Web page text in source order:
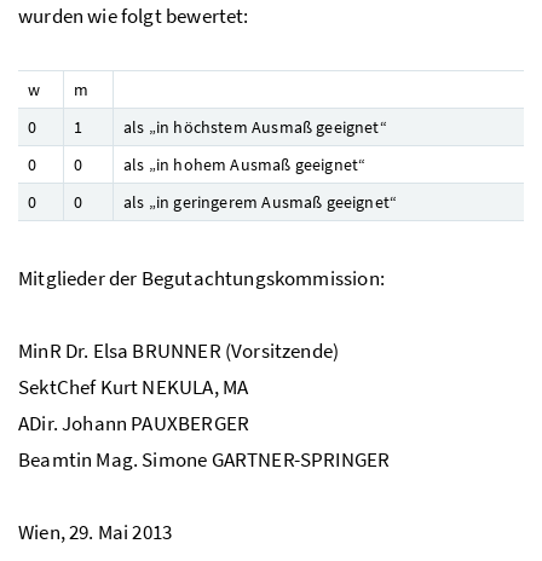
wurden wie folgt bewertet:
w
m
0
1
als „in höchstem Ausmaß geeignet“
0
0
als „in hohem Ausmaß geeignet“
0
0 als „in geringerem Ausmaß geeignet“
Mitglieder der Begutachtungskommission:
MinR Dr. Elsa BRUNNER (Vorsitzende)
SektChef Kurt NEKULA, MA
ADir. Johann PAUXBERGER
Beamtin Mag. Simone GARTNER-SPRINGER
Wien, 29. Mai 2013